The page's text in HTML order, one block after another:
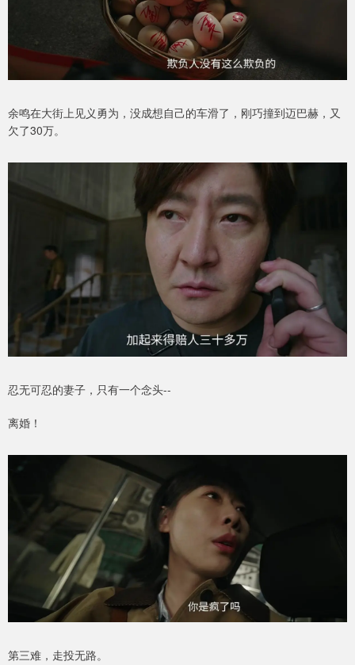
余鸣在大街上见义勇为，没成想自己的车滑了，刚巧撞到迈巴赫，又
欠了30万。
忍无可忍的妻子，只有一个念头--
离婚！
第三难，走投无路。